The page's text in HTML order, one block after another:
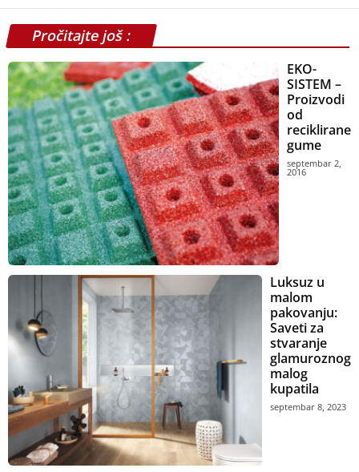
Pročitajte još :
EKO-
SISTEM –
Proizvodi
od
reciklirane
gume
septembar 2,
2016
Luksuz u
malom
pakovanju:
Saveti za
stvaranje
glamuroznog
malog
kupatila
septembar 8, 2023